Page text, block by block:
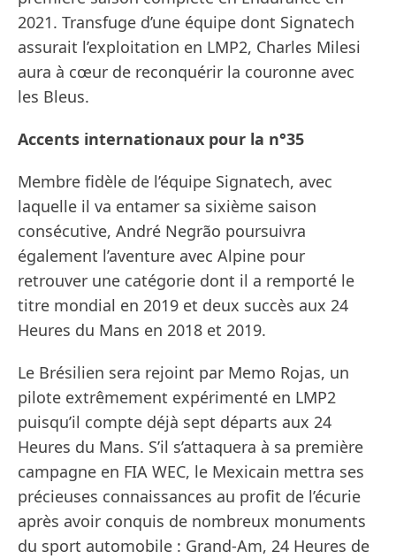
2021. Transfuge d’une équipe dont Signatech
assurait l’exploitation en LMP2, Charles Milesi
aura à cœur de reconquérir la couronne avec
les Bleus.
Accents internationaux pour la n°35
Membre fidèle de l’équipe Signatech, avec
laquelle il va entamer sa sixième saison
consécutive, André Negrão poursuivra
également l’aventure avec Alpine pour
retrouver une catégorie dont il a remporté le
titre mondial en 2019 et deux succès aux 24
Heures du Mans en 2018 et 2019.
Le Brésilien sera rejoint par Memo Rojas, un
pilote extrêmement expérimenté en LMP2
puisqu’il compte déjà sept départs aux 24
Heures du Mans. S’il s’attaquera à sa première
campagne en FIA WEC, le Mexicain mettra ses
précieuses connaissances au profit de l’écurie
après avoir conquis de nombreux monuments
du sport automobile : Grand-Am, 24 Heures de